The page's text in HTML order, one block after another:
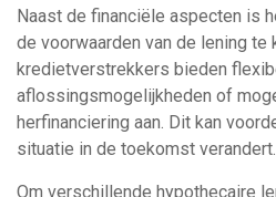
Naast de financiële aspecten is
de voorwaarden van de lening te
kredietverstrekkers bieden
aflossingsmogelijkheden of
herfinanciering aan. Dit kan
situatie in de toekomst verandert.
Om verschillende hypothecaire